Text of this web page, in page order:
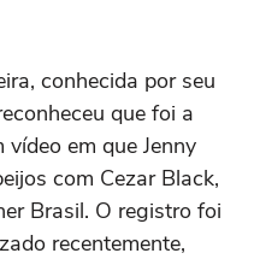
conhecida por seu
que foi a
em que Jenny
com Cezar Black,
Brasil. O registro foi
recentemente,